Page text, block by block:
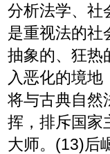
分析法学、社
是重视法的社
抽象的、狂热
入恶化的境地
将与古典自然
挥，排斥国家
大师。(13)后